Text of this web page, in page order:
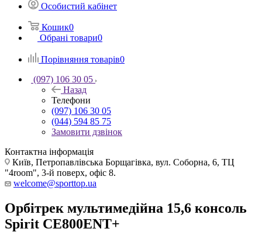
Особистий кабінет
Кошик0
Обрані товари0
Порівняння товарів0
(097) 106 30 05
Назад
Телефони
(097) 106 30 05
(044) 594 85 75
Замовити дзвінок
Контактна інформація
Київ, Петропавлівська Борщагівка, вул. Соборна, 6, ТЦ
"4room", 3-й поверх, офіс 8.
welcome@sporttop.ua
Орбітрек мультимедійна 15,6 консоль
Spirit CE800ENT+